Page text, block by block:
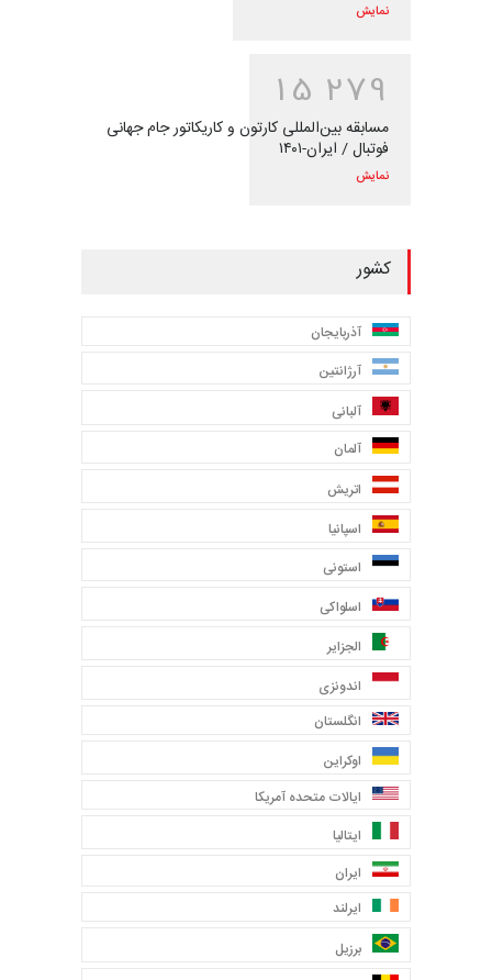
نمایش
15 279
مسابقه بین‌المللی کارتون و کاریکاتور جام جهانی
فوتبال / ایران-۱۴۰۱
نمایش
کشور
آذربایجان
آرژانتین
آلبانی
آلمان
اتریش
اسپانیا
استونی
اسلواکی
الجزایر
اندونزی
انگلستان
اوکراین
ایالات متحده آمریکا
ایتالیا
ایران
ایرلند
برزیل